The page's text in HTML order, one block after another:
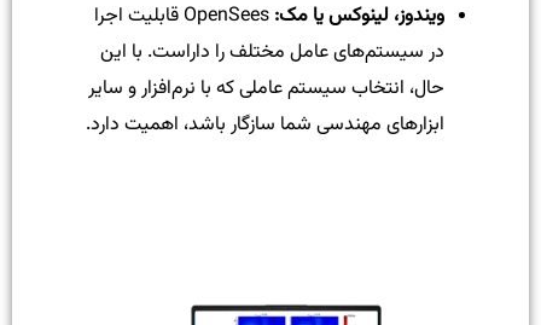
ویندوز، لینوکس یا مک:
OpenSees قابلیت اجرا
در سیستم‌های عامل مختلف را داراست. با این
حال، انتخاب سیستم عاملی که با نرم‌افزار و سایر
ابزارهای مهندسی شما سازگار باشد، اهمیت دارد.